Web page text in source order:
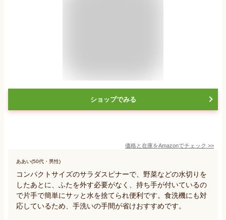
ショップでみる
価格と在庫をAmazonでチェック >>
ああい(50代・男性)
コンパクトサイズのサラダスピナーで、野菜などの水切りを
したあとに、ふたを外す必要がなく、持ち手が付いているの
で片手で簡単にサッと水を捨てられ便利です。食洗機にも対
応しているため、手洗いの手間が省けおすすめです。